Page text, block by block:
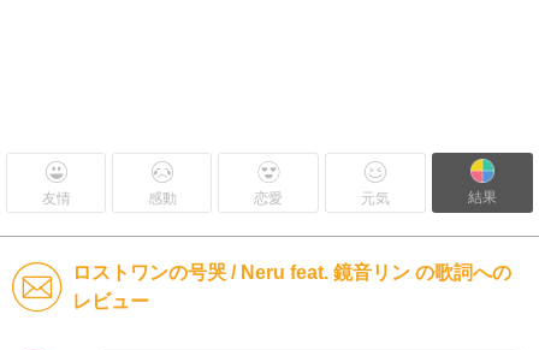
友情 感動 恋愛 元気 結果
ロストワンの号哭 / Neru feat. 鏡音リン の歌詞への
レビュー